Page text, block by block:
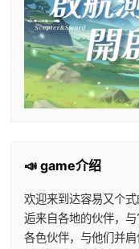
📣 game介绍
欢迎来到达容易又个
逅来自各地的伙伴，
各色伙伴，与他们并